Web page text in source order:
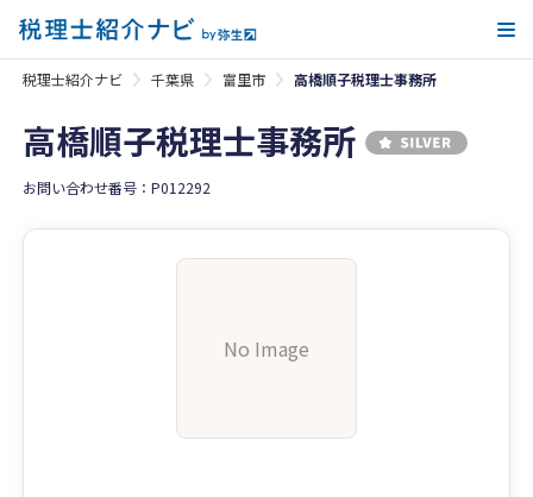
税理士紹介ナビ 千葉県 富里市 高橋順子税理士事務所
高橋順子税理士事務所
お問い合わせ番号：P012292
No Image